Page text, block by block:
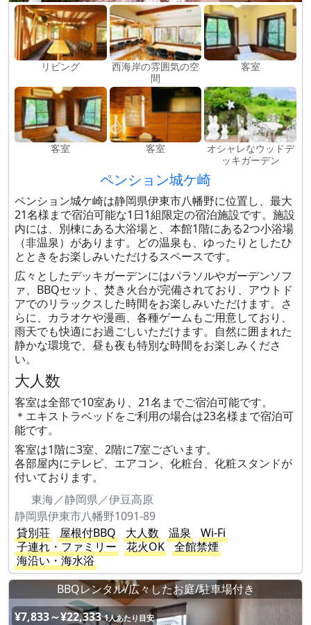
リビング
西海岸の雰囲気の空
間
客室
客室 客室
オシャレなウッドデ
ッキガーデン
ペンション城ケ崎
ペンション城ケ崎は静岡県伊東市八幡野に位置し、最大
21名様まで宿泊可能な1日1組限定の宿泊施設です。施設
内には、別棟にある大浴場と、本館1階にある2つ小浴場
（非温泉）があります。どの温泉も、ゆったりとしたひ
とときをお楽しみいただけるスペースです。
広々としたデッキガーデンにはパラソルやガーデンソフ
ァ、BBQセット、焚き火台が完備されており、アウトド
アでのリラックスした時間をお楽しみいただけます。さ
らに、カラオケや漫画、各種ゲームもご用意しており、
雨天でも快適にお過ごしいただけます。自然に囲まれた
静かな環境で、昼も夜も特別な時間をお楽しみくださ
い。
大人数
客室は全部で10室あり、21名までご宿泊可能です。
＊エキストラベッドをご利用の場合は23名様まで宿泊可
能です。
客室は1階に3室、2階に7室ございます。
各部屋内にテレビ、エアコン、化粧台、化粧スタンドが
付いております。
東海／静岡県／伊豆高原
静岡県伊東市八幡野1091-89
貸別荘
屋根付BBQ 大人数 温泉
Wi-Fi
子連れ・ファミリー
花火OK
全館禁煙
海沿い・海水浴
BBQレンタル/広々したお庭/駐車場付き
¥7,833～¥22,333 1人あたり目安